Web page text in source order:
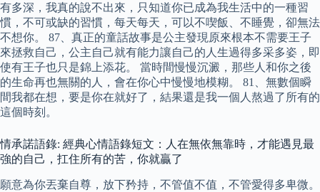
有多深，我真的說不出來，只知道你已成為我生活中的一種習
慣，不可或缺的習慣，每天每天，可以不喫飯、不睡覺，卻無法
不想你。 87、真正的童話故事是公主發現原來根本不需要王子
來拯救自己，公主自己就有能力讓自己的人生過得多采多姿，即
使有王子也只是錦上添花。 當時間慢慢沉澱，那些人和你之後
的生命再也無關的人，會在你心中慢慢地模糊。 81、無數個瞬
間我都在想，要是你在就好了，結果還是我一個人熬過了所有的
這個時刻。
情承諾語錄: 經典心情語錄短文：人在無依無靠時，才能遇見最
強的自己，扛住所有的苦，你就贏了
願意為你丟棄自尊，放下矜持，不管值不值，不管愛得多卑微。